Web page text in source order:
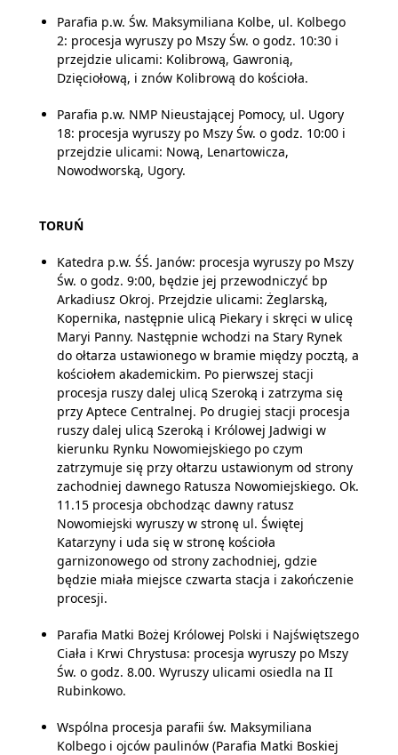
Parafia p.w. Św. Maksymiliana Kolbe, ul. Kolbego
2: procesja wyruszy po Mszy Św. o godz. 10:30 i
przejdzie ulicami: Kolibrową, Gawronią,
Dzięciołową, i znów Kolibrową do kościoła.
Parafia p.w. NMP Nieustającej Pomocy, ul. Ugory
18: procesja wyruszy po Mszy Św. o godz. 10:00 i
przejdzie ulicami: Nową, Lenartowicza,
Nowodworską, Ugory.
TORUŃ
Katedra p.w. ŚŚ. Janów: procesja wyruszy po Mszy
Św. o godz. 9:00, będzie jej przewodniczyć bp
Arkadiusz Okroj. Przejdzie ulicami: Żeglarską,
Kopernika, następnie ulicą Piekary i skręci w ulicę
Maryi Panny. Następnie wchodzi na Stary Rynek
do ołtarza ustawionego w bramie między pocztą, a
kościołem akademickim. Po pierwszej stacji
procesja ruszy dalej ulicą Szeroką i zatrzyma się
przy Aptece Centralnej. Po drugiej stacji procesja
ruszy dalej ulicą Szeroką i Królowej Jadwigi w
kierunku Rynku Nowomiejskiego po czym
zatrzymuje się przy ołtarzu ustawionym od strony
zachodniej dawnego Ratusza Nowomiejskiego. Ok.
11.15 procesja obchodząc dawny ratusz
Nowomiejski wyruszy w stronę ul. Świętej
Katarzyny i uda się w stronę kościoła
garnizonowego od strony zachodniej, gdzie
będzie miała miejsce czwarta stacja i zakończenie
procesji.
Parafia Matki Bożej Królowej Polski i Najświętszego
Ciała i Krwi Chrystusa: procesja wyruszy po Mszy
Św. o godz. 8.00. Wyruszy ulicami osiedla na II
Rubinkowo.
Wspólna procesja parafii św. Maksymiliana
Kolbego i ojców paulinów (Parafia Matki Boskiej